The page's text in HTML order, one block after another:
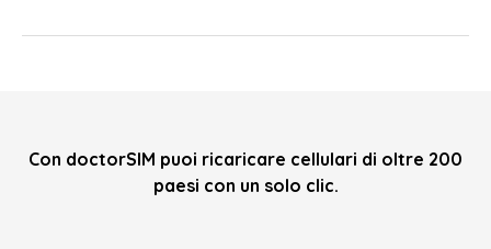
Con doctorSIM puoi ricaricare cellulari di oltre 200
paesi con un solo clic.